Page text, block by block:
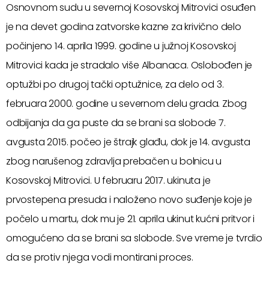
Osnovnom sudu u severnoj Kosovskoj Mitrovici osuđen
je na devet godina zatvorske kazne za krivično delo
počinjeno 14. aprila 1999. godine u južnoj Kosovskoj
Mitrovici kada je stradalo više Albanaca. Oslobođen je
optužbi po drugoj tački optužnice, za delo od 3.
februara 2000. godine u severnom delu grada. Zbog
odbijanja da ga puste da se brani sa slobode 7.
avgusta 2015. počeo je štrajk glađu, dok je 14. avgusta
zbog narušenog zdravlja prebačen u bolnicu u
Kosovskoj Mitrovici. U februaru 2017. ukinuta je
prvostepena presuda i naloženo novo suđenje koje je
počelo u martu, dok mu je 21. aprila ukinut kućni pritvor i
omogućeno da se brani sa slobode. Sve vreme je tvrdio
da se protiv njega vodi montirani proces.